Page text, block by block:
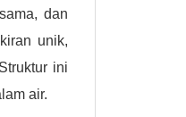
dan
unik,
ini
air.